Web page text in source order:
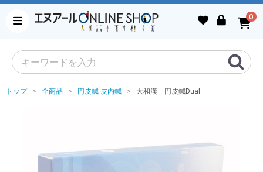
0
トップ 全商品 円皮鍼 皮内鍼 大和漢 円皮鍼Dual